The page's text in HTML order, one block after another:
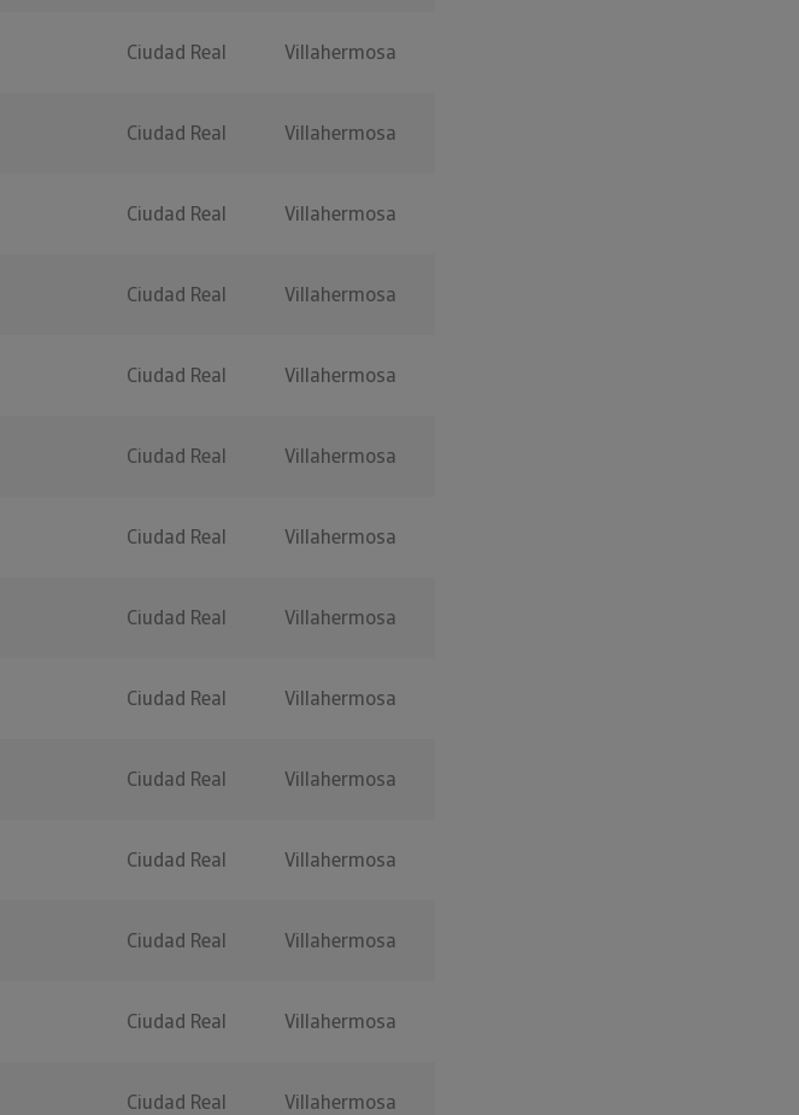
Ciudad Real Villahermosa
Ciudad Real Villahermosa
Ciudad Real Villahermosa
Ciudad Real Villahermosa
Ciudad Real Villahermosa
Ciudad Real Villahermosa
Ciudad Real Villahermosa
Ciudad Real Villahermosa
Ciudad Real Villahermosa
Ciudad Real Villahermosa
Ciudad Real Villahermosa
Ciudad Real Villahermosa
Ciudad Real Villahermosa
Ciudad Real Villahermosa